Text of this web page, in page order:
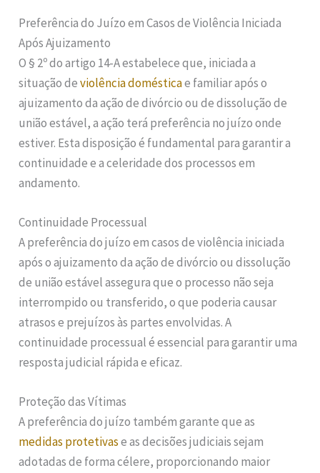
Preferência do Juízo em Casos de Violência Iniciada
Após Ajuizamento
O § 2º do artigo 14-A estabelece que, iniciada a
situação deviolência domésticae familiar após o
ajuizamento da ação de divórcio ou de dissolução de
união estável, a ação terá preferência no juízo onde
estiver. Esta disposição é fundamental para garantir a
continuidade e a celeridade dos processos em
andamento.
Continuidade Processual
A preferência do juízo em casos de violência iniciada
após o ajuizamento da ação de divórcio ou dissolução
de união estável assegura que o processo não seja
interrompido ou transferido, o que poderia causar
atrasos e prejuízos às partes envolvidas. A
continuidade processual é essencial para garantir uma
resposta judicial rápida e eficaz.
Proteção das Vítimas
A preferência do juízo também garante que as
medidas protetivase as decisões judiciais sejam
adotadas de forma célere, proporcionando maior